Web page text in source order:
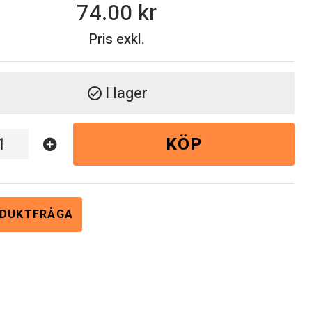
Pris exkl.
74.00
check_circle I lager
add_circle KÖP